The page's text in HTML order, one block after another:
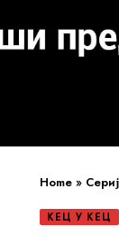
Home »
КЕЦ У КЕЦ